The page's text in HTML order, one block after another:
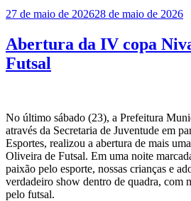
Publicado
27 de maio de 202628 de maio de 2026
Abertura da IV copa
Futsal
No último sábado (23), a Prefeitura
através da Secretaria de Juventude em
Esportes, realizou a abertura de mais
Oliveira de Futsal. Em uma noite
paixão pelo esporte, nossas crianças e
verdadeiro show dentro de quadra, com
pelo futsal.